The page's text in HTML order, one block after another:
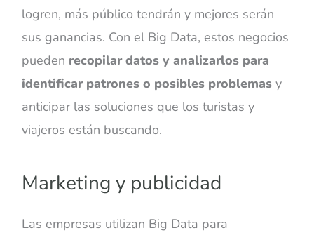
logren, más público tendrán y mejores serán
sus ganancias. Con el Big Data, estos negocios
pueden recopilar datos y analizarlos para
identificar patrones o posibles problemas y
anticipar las soluciones que los turistas y
viajeros están buscando.
Marketing y publicidad
Las empresas utilizan Big Data para